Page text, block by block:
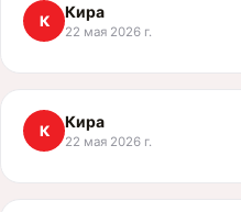
К Кира
22 мая 2026 г.
К Кира
22 мая 2026 г.